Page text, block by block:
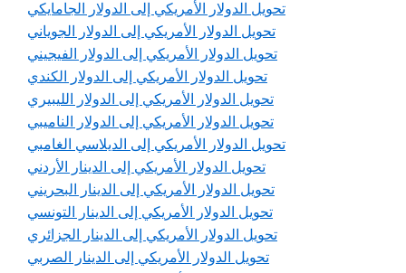
تحويل الدولار الأمريكي إلى الدولار الجامايكي
تحويل الدولار الأمريكي إلى الدولار الجوياني
تحويل الدولار الأمريكي إلى الدولار الفيجيني
تحويل الدولار الأمريكي إلى الدولار الكندي
تحويل الدولار الأمريكي إلى الدولار الليبيري
تحويل الدولار الأمريكي إلى الدولار الناميبي
تحويل الدولار الأمريكي إلى الديلاسي الغامبي
تحويل الدولار الأمريكي إلى الدينار الأردني
تحويل الدولار الأمريكي إلى الدينار البحريني
تحويل الدولار الأمريكي إلى الدينار التونسي
تحويل الدولار الأمريكي إلى الدينار الجزائري
تحويل الدولار الأمريكي إلى الدينار الصربي